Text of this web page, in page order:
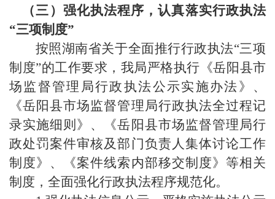
（三） 强化执法程序，认真落实行政执法
“三项制度”
按照湖南省关于全面推行行政执法“三项
制度”的工作要求 ， 我局严格执行 《岳阳县市
场监督管理局行政执法公示实施办法》、
《岳阳县市场监督管理局行政执法全过程记
录实施细则》、《岳阳县市场监督管理局行
政处罚案件审核及部门负责人集体讨论工作
制度》 、《案件线索内部移交制度》 等相关
制度，全面强化行政执法程序规范化。